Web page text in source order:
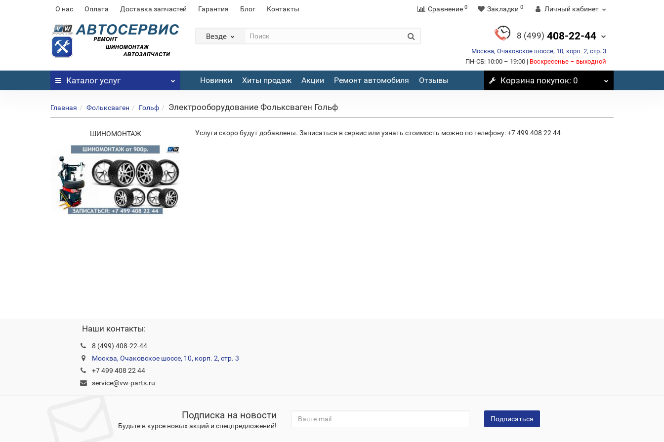
О нас Оплата Доставка запчастей Гарантия Блог Контакты Сравнение 0 Закладки 0 Личный кабинет
Везде 8 (499) 408-22-44
Москва, Очаковское шоссе, 10, корп. 2, стр. 3
ПН-СБ: 10:00 – 19:00 | Воскресенье – выходной
Каталог услуг Новинки Хиты продаж Акции Ремонт автомобиля Отзывы Корзинапокупок: 0
Главная Фольксваген Гольф Электрооборудование Фольксваген Гольф
ШИНОМОНТАЖ Услуги скоро будут добавлены. Записаться в сервис или узнать стоимость можно по телефону: +7 499 408 22 44
Наши контакты:
8 (499) 408-22-44
Москва, Очаковское шоссе, 10, корп. 2, стр. 3
+7 499 408 22 44
service@vw-parts.ru
Подписка на новости
Будьте в курсе новых акций и спецпредложений!
Подписаться